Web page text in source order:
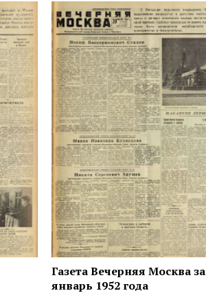
Газета Вечерняя Москва за
январь 1952 года